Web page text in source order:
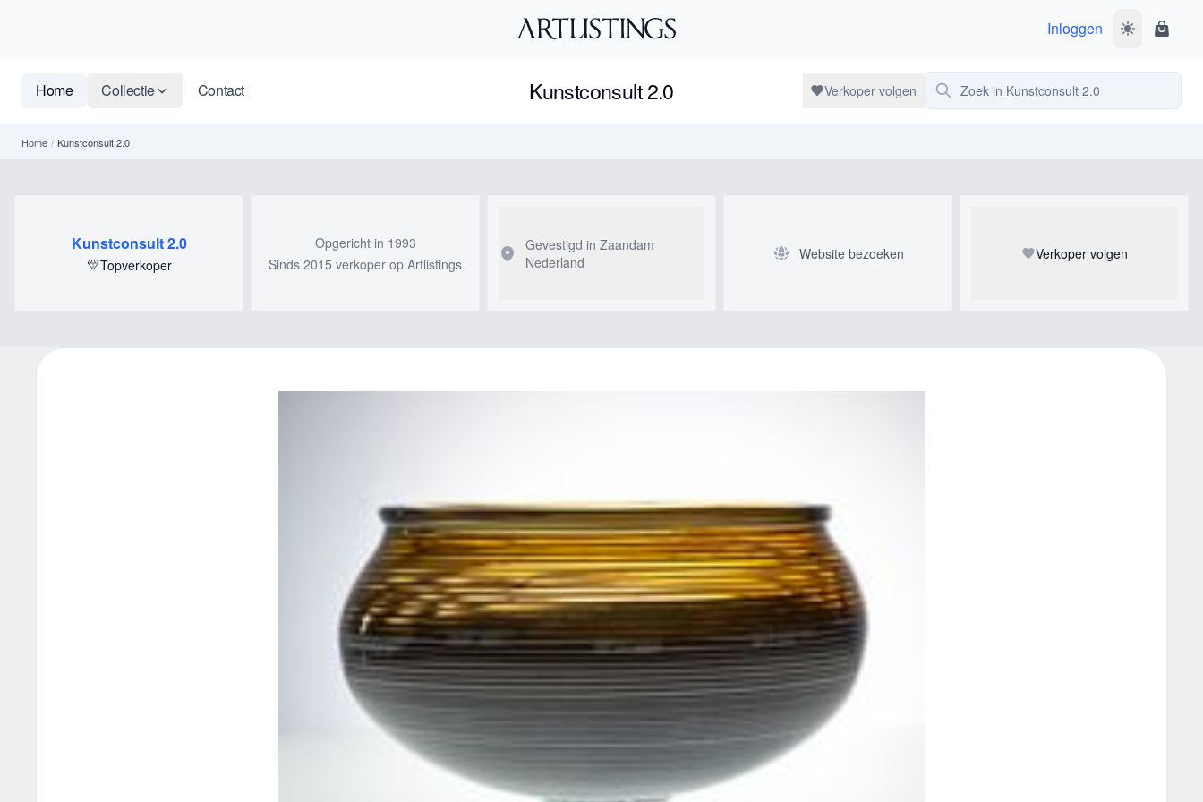
Inloggen Wissel
Kunstconsult 2.0
Home Collectie Contact Verkoper volgen Zoek in Kunstconsult 2.0
Home / Kunstconsult 2.0
Kunstconsult 2.0
Topverkoper
Opgericht in 1993
Sinds 2015 verkoper op Artlistings
Gevestigd in Zaandam
Nederland
Website bezoeken Verkoper volgen